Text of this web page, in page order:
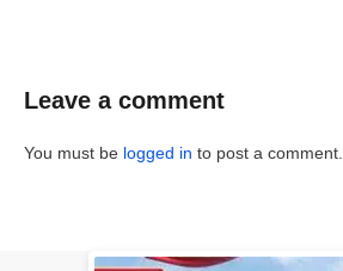
Leave a comment
You must be logged in to post a comment.